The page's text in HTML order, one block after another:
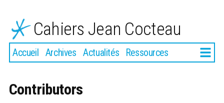
contenu
Cahiers Jean Cocteau
Accueil Archives Actualités Ressources Plus
Contributors